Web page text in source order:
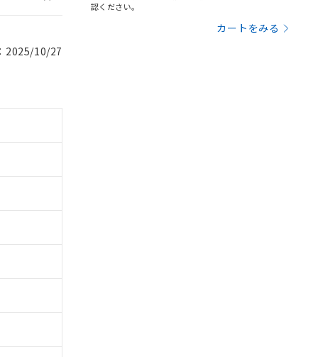
2025/10/27
認ください。
カートをみる